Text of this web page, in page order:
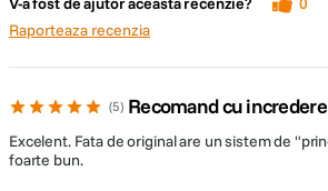
Raporteaza recenzia
5 Recomand cu incredere
Excelent. Fata de original are un sistem de
foarte bun.